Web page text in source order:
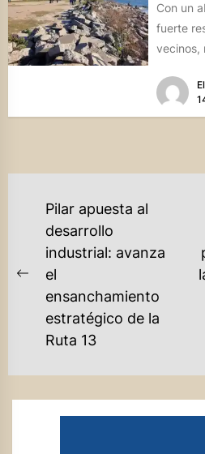
Con un
fuerte
vecinos,
NAVEGACIÓN
ENTRADAS
Previous
post:
Pilar apuesta al
desarrollo
industrial: avanza
el
ensanchamiento
estratégico de la
Ruta 13